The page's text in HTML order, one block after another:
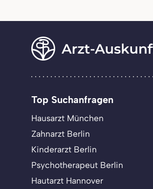
Top Suchanfragen
Hausarzt München
Zahnarzt Berlin
Kinderarzt Berlin
Psychotherapeut Berlin
Hautarzt Hannover